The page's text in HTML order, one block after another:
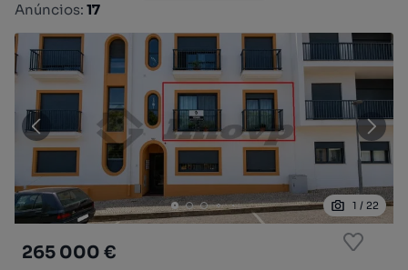
Anúncios: 17
1 / 22
265 000 €